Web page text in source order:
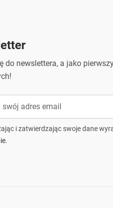
do newslettera, a jako
i zatwierdzając swoje dane